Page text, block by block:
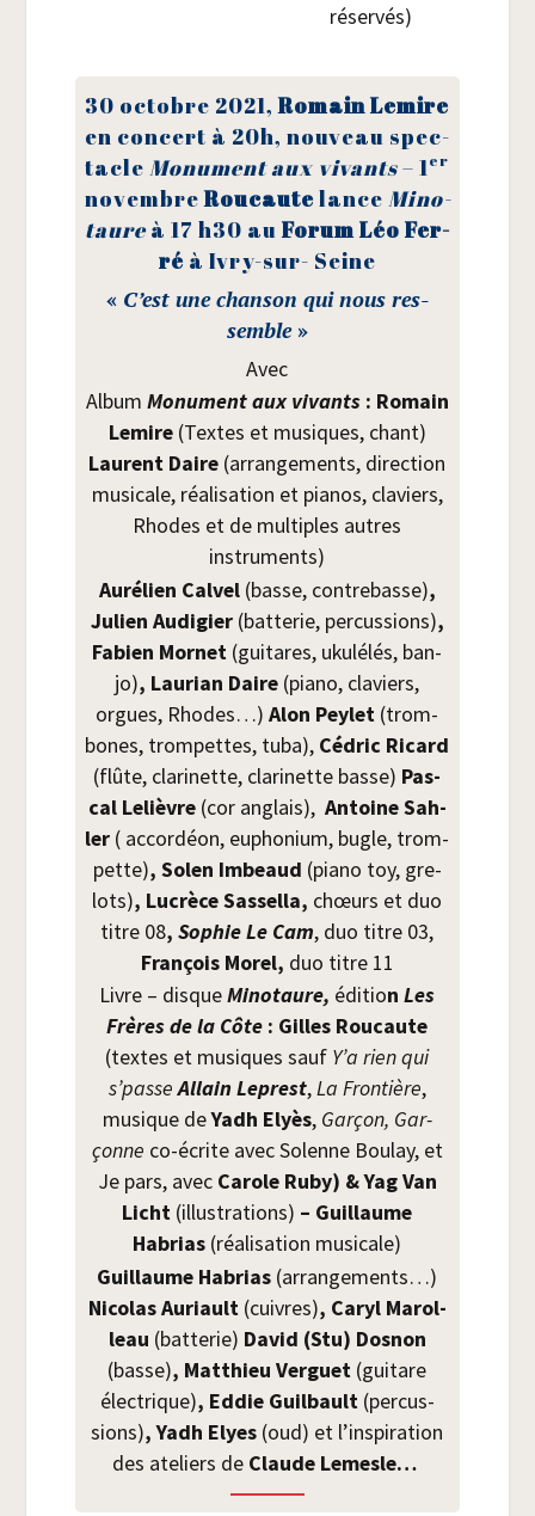
réservés)
30 octobre 2021,Romain Lemire
en concert à 20h, nou­veau spec­
tacleMonu­ment aux vivants– 1er
novembreRou­caute lance Mino­
taureà 17 h30 auForum Léo Fer­
ré à Ivry-sur- Seine
« C’est une chan­son qui nous res­
semble»
Avec
Album Monu­ment aux vivants: Romain
Lemire (Textes et musiques, chant)
Laurent Daire (arran­ge­ments, direc­tion
musi­cale, réa­li­sa­tion et pia­nos, cla­viers,
Rhodes et de mul­tiples autres
instruments)
Auré­lien Cal­vel(basse, contre­basse),
Julien Audi­gier (bat­te­rie, per­cus­sions),
Fabien Mor­net (gui­tares, uku­lé­lés, ban­
jo), Lau­rian Daire (pia­no, cla­viers,
orgues, Rhodes…) Alon Pey­let (trom­
bones, trom­pettes, tuba), Cédric Ricard
(flûte, cla­ri­nette, cla­ri­nette basse) Pas­
cal Lelièvre (cor anglais), Antoine Sah­
ler ( accor­déon, eupho­nium, bugle, trom­
pette), Solen Imbeaud (pia­no toy, gre­
lots), Lucrèce Sas­sel­la, chœurs et duo
titre 08,SophieLe Cam, duo titre 03,
Fran­çois Morel, duo titre 11
Livre – disqueMino­taure, édi­tion Les
Frères de la Côte : Gilles Rou­caute
(textes et musiques sauf Y’a rien qui
s’passeAllain Leprest,La Fron­tière,
musique deYadh Elyès, Gar­çon, Gar­
çonne co-écrite avec Solenne Bou­lay, et
Je pars, avec Carole Ruby) & Yag Van
Licht (illus­tra­tions) – Guillaume
Habrias (réa­li­sa­tion musicale)
Guillaume Habrias (arran­ge­ments…)
Nico­las Auriault (cuivres), Caryl Marol­
leau (bat­te­rie) David (Stu) Dos­non
(basse), Mat­thieu Ver­guet (gui­tare
élec­trique), Eddie Guil­bault (per­cus­
sions), Yadh Elyes (oud) et l’inspiration
des ate­liers de Claude Lemesle…